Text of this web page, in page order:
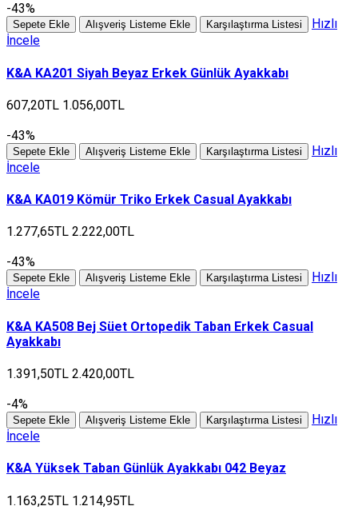
-43%
Sepete Ekle Alışveriş Listeme Ekle Karşılaştırma Listesi
Hızlı
İncele
K&A KA201 Siyah Beyaz Erkek Günlük Ayakkabı
607,20TL 1.056,00TL
-43%
Sepete Ekle Alışveriş Listeme Ekle Karşılaştırma Listesi
Hızlı
İncele
K&A KA019 Kömür Triko Erkek Casual Ayakkabı
1.277,65TL 2.222,00TL
-43%
Sepete Ekle Alışveriş Listeme Ekle Karşılaştırma Listesi
Hızlı
İncele
K&A KA508 Bej Süet Ortopedik Taban Erkek Casual
Ayakkabı
1.391,50TL 2.420,00TL
-4%
Sepete Ekle Alışveriş Listeme Ekle Karşılaştırma Listesi
Hızlı
İncele
K&A Yüksek Taban Günlük Ayakkabı 042 Beyaz
1.163,25TL 1.214,95TL